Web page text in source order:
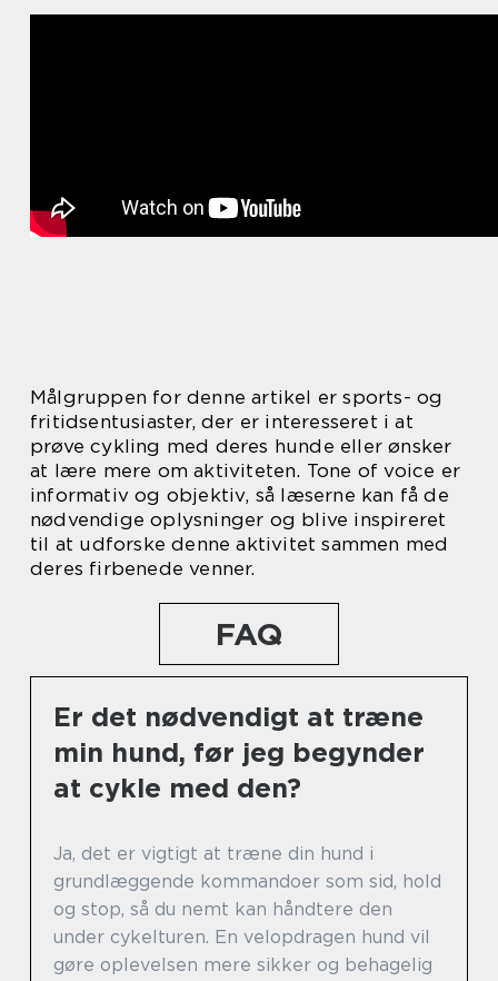
Målgruppen for denne artikel er sports- og
fritidsentusiaster, der er interesseret i at
prøve cykling med deres hunde eller ønsker
at lære mere om aktiviteten. Tone of voice er
informativ og objektiv, så læserne kan få de
nødvendige oplysninger og blive inspireret
til at udforske denne aktivitet sammen med
deres firbenede venner.
FAQ
Er det nødvendigt at træne
min hund, før jeg begynder
at cykle med den?
Ja, det er vigtigt at træne din hund i
grundlæggende kommandoer som sid, hold
og stop, så du nemt kan håndtere den
under cykelturen. En velopdragen hund vil
gøre oplevelsen mere sikker og behagelig